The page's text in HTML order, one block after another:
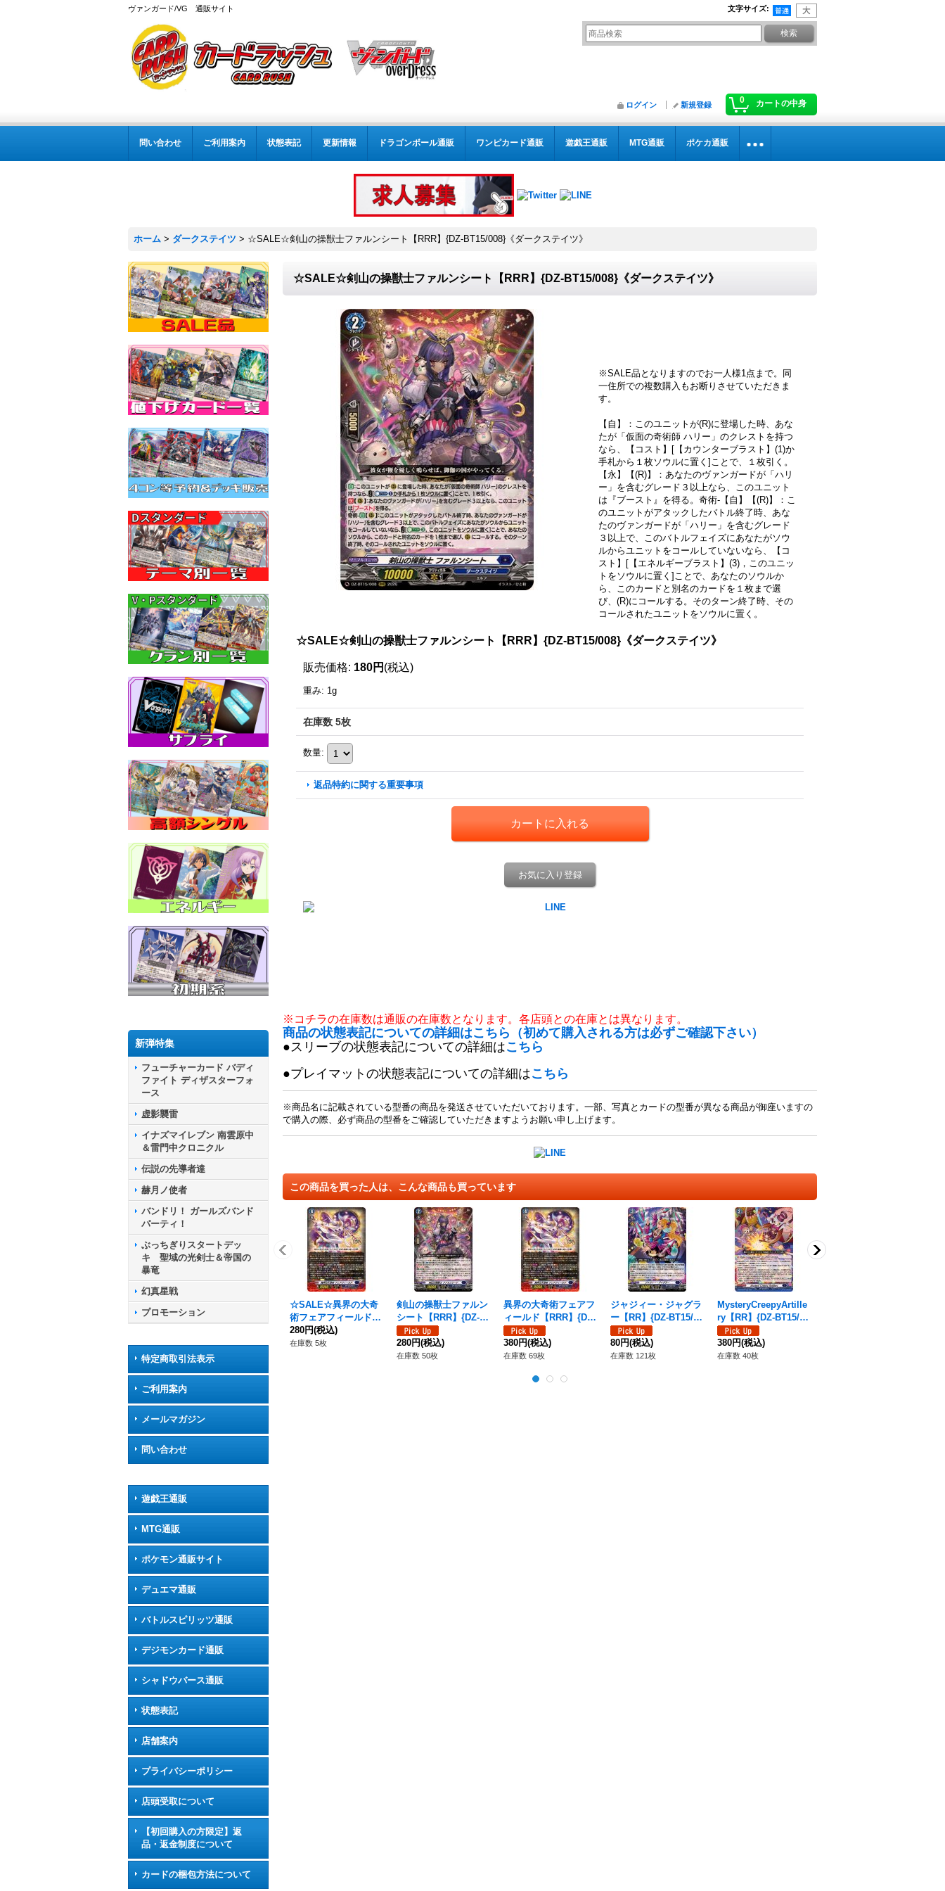
ヴァンガード/VG 通販サイト 文字サイズ:
0 カートの中身
ログイン 新規登録
問い合わせ ご利用案内 状態表記 更新情報 ドラゴンボール通販 ワンピカード通販 遊戯王通販 MTG通販 ポケカ通販
ホーム > ダークステイツ > ☆SALE☆剣山の操獣士ファルンシート【RRR】{DZ-BT15/008}《ダークステイツ》
新弾特集
フューチャーカード バディ
ファイト ディザスターフォ
ース
虚影襲雷
イナズマイレブン 南雲原中
＆雷門中クロニクル
伝説の先導者達
赫月ノ使者
バンドリ！ ガールズバンド
パーティ！
ぶっちぎりスタートデッ
キ 聖域の光剣士＆帝国の
暴竜
幻真星戦
プロモーション
特定商取引法表示
ご利用案内
メールマガジン
問い合わせ
遊戯王通販
MTG通販
ポケモン通販サイト
デュエマ通販
バトルスピリッツ通販
デジモンカード通販
シャドウバース通販
状態表記
店舗案内
プライバシーポリシー
店頭受取について
【初回購入の方限定】返
品・返金制度について
カードの梱包方法について
☆SALE☆剣山の操獣士ファルンシート【RRR】{DZ-BT15/008}《ダークステイツ》
※SALE品となりますのでお一人様1点まで。同
一住所での複数購入もお断りさせていただきま
す。
【自】：このユニットが(R)に登場した時、あな
たが「仮面の奇術師 ハリー」のクレストを持つ
なら、【コスト】[【カウンターブラスト】(1)か
手札から１枚ソウルに置く]ことで、１枚引く。
【永】【(R)】：あなたのヴァンガードが「ハリ
ー」を含むグレード３以上なら、このユニット
は『ブースト』を得る。奇術-【自】【(R)】：こ
のユニットがアタックしたバトル終了時、あな
たのヴァンガードが「ハリー」を含むグレード
３以上で、このバトルフェイズにあなたがソウ
ルからユニットをコールしていないなら、【コ
スト】[【エネルギーブラスト】(3)，このユニッ
トをソウルに置く]ことで、あなたのソウルか
ら、このカードと別名のカードを１枚まで選
び、(R)にコールする。そのターン終了時、その
コールされたユニットをソウルに置く。
☆SALE☆剣山の操獣士ファルンシート【RRR】{DZ-BT15/008}《ダークステイツ》
販売価格: 180円 (税込)
重み: 1g
在庫数 5枚
数量:
返品特約に関する重要事項
お気に入り登録
※コチラの在庫数は通販の在庫数となります。各店頭との在庫とは異なります。
商品の状態表記についての詳細はこちら（初めて購入される方は必ずご確認下さい）
●スリーブの状態表記についての詳細はこちら
●プレイマットの状態表記についての詳細はこちら
※商品名に記載されている型番の商品を発送させていただいております。一部、写真とカードの型番が異なる商品が御座いますの
で購入の際、必ず商品の型番をご確認していただきますようお願い申し上げます。
この商品を買った人は、こんな商品も買っています
☆SALE☆異界の大奇
術フェアフィールド
【RRR】{DZ-BT15/00
4}《ダークステイツ》
280円(税込)
在庫数 5枚
剣山の操獣士ファルン
シート【RRR】{DZ-B
T15/008}《ダークステ
イツ》
280円(税込)
在庫数 50枚
異界の大奇術フェアフ
ィールド【RRR】{DZ-
BT15/004}《ダークス
テイツ》
380円(税込)
在庫数 69枚
ジャジィー・ジャグラ
ー【RR】{DZ-BT15/02
4}《ダークステイツ》
80円(税込)
在庫数 121枚
MysteryCreepyArtille
ry【RR】{DZ-BT15/02
7}《ダークステイツ》
380円(税込)
在庫数 40枚